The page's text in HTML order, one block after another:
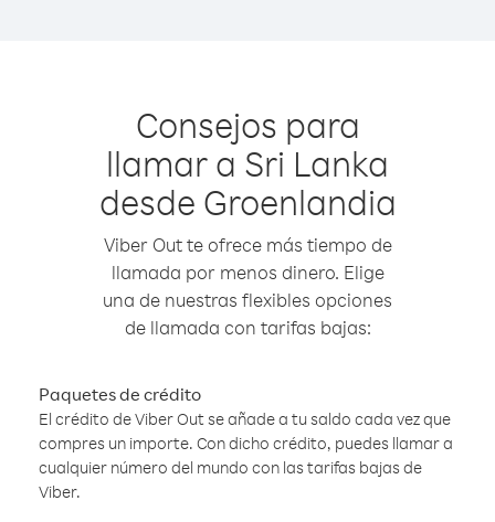
Consejos para
llamar a Sri Lanka
desde Groenlandia
Viber Out te ofrece más tiempo de
llamada por menos dinero. Elige
una de nuestras flexibles opciones
de llamada con tarifas bajas:
Paquetes de crédito
El crédito de Viber Out se añade a tu saldo cada vez que
compres un importe. Con dicho crédito, puedes llamar a
cualquier número del mundo con las tarifas bajas de
Viber.